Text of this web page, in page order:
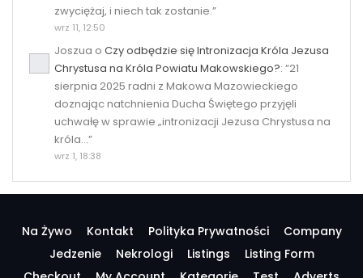
zwyciężaj, i niech tak zostanie.”
wrz 11, 12:50
Joszua o Czy odbędzie się Intronizacja Króla Jezusa
Chrystusa na Króla Powiatu Makowskiego?: “21
sierpnia 2025 radni z Makowa Mazowieckiego
doznając natchnienia Ducha Świętego przyjęli
uchwałę w sprawie „intronizacji Jezusa Chrystusa na
króla…”
wrz 1, 18:38
Na Żywo Kontakt Polityka Prywatności
Company
Jedzenie
Nekrologi Listings
Listing Form